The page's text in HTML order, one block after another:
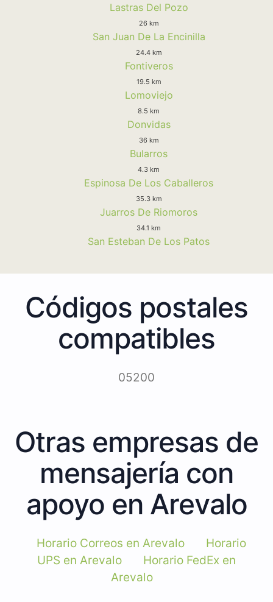
Lastras Del Pozo
26 km
San Juan De La Encinilla
24.4 km
Fontiveros
19.5 km
Lomoviejo
8.5 km
Donvidas
36 km
Bularros
4.3 km
Espinosa De Los Caballeros
35.3 km
Juarros De Riomoros
34.1 km
San Esteban De Los Patos
Códigos postales
compatibles
05200
Otras empresas de
mensajería con
apoyo en Arevalo
Horario Correos en Arevalo
Horario
UPS en Arevalo
Horario FedEx en
Arevalo